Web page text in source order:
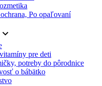
Po opaľovaní
keyboard_arrow_down
pre deti
potreby do pôrodnice
o bábätko